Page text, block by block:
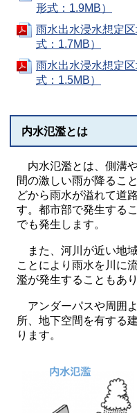
形式：1.9MB）
雨水出水浸水想定
式：1.7MB）
雨水出水浸水想定
式：1.5MB）
内水氾濫とは
内水氾濫とは、側溝
間の激しい雨が降るこ
どから雨水が溢れて道
す。都市部で発生する
でも発生します。
また、河川が近い地
ことにより雨水を川に
濫が発生することもあり
アンダーパスや周囲
所、地下空間を有する
ります。